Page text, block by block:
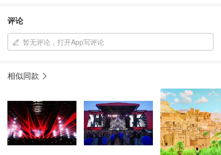
评论
暂无评论，打开App写评论
相似同款